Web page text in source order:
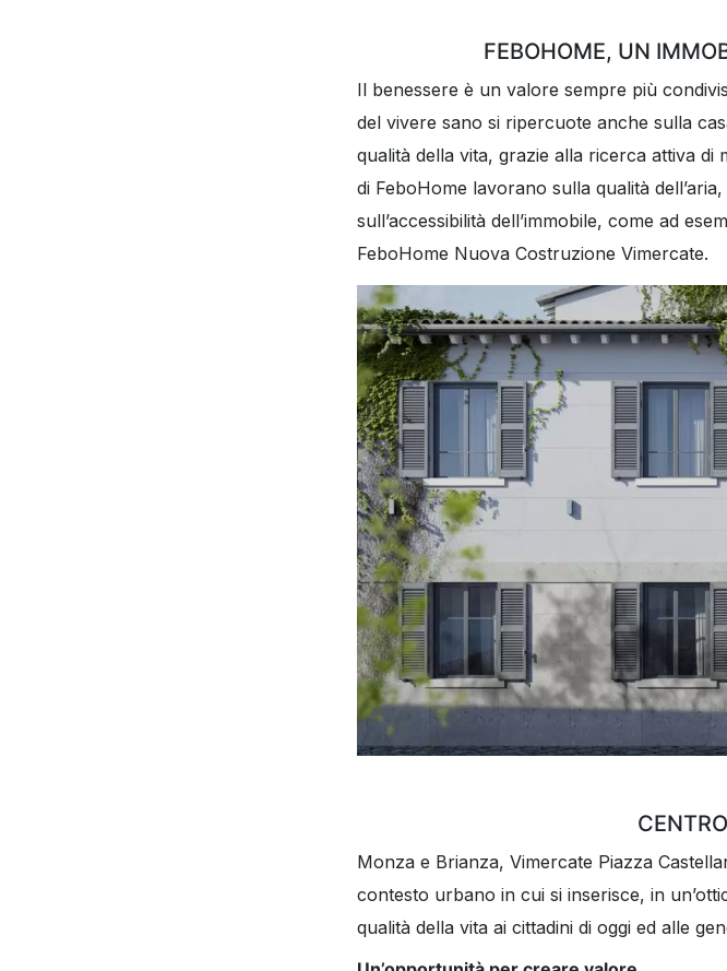
FEBOHOME, UN
Il benessere è un valore sempre più
del vivere sano si ripercuote anche sulla
qualità della vita, grazie alla ricerca attiva di
di FeboHome lavorano sulla qualità
sull’accessibilità dell’immobile, come ad
FeboHome Nuova Costruzione Vimercate.
Monza e Brianza, Vimercate Piazza
contesto urbano in cui si inserisce, in
qualità della vita ai cittadini di oggi ed alle